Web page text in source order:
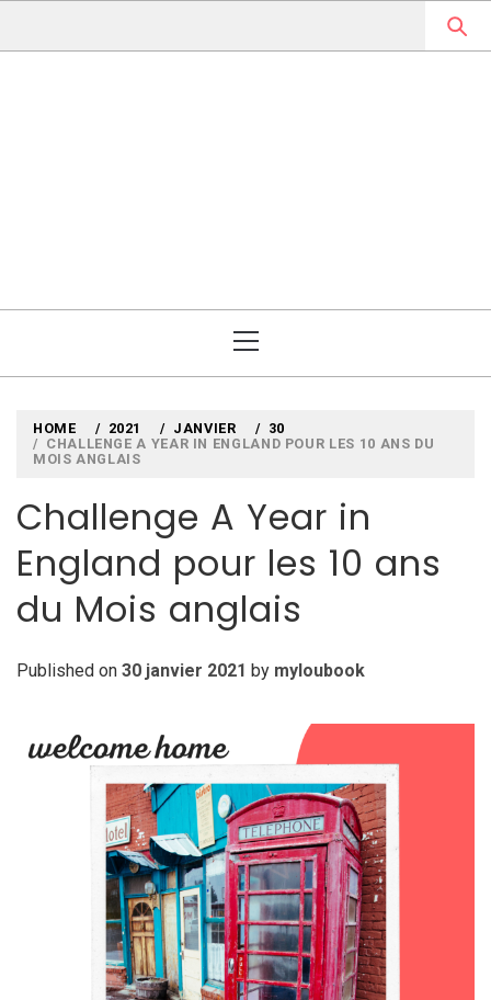
Menu
HOME 2021 JANVIER
30
CHALLENGE A YEAR IN ENGLAND POUR LES 10 ANS DU
MOIS ANGLAIS
Challenge A Year in
England pour les 10 ans
du Mois anglais
Published on 30 janvier 2021 by myloubook